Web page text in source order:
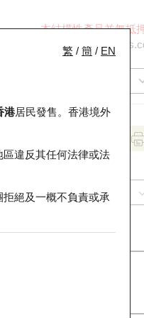
本結構性產品並無抵
ol-
繁 / 簡 / EN
港居民發售。香港境外
違反其任何法律或法
絕及一概不負責或承
煤能源